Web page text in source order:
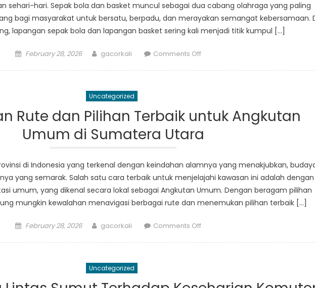
sehari-hari. Sepak bola dan basket muncul sebagai dua cabang olahraga yang paling
bagi masyarakat untuk bersatu, berpadu, dan merayakan semangat kebersamaan.
lapangan sepak bola dan lapangan basket sering kali menjadi titik kumpul […]
Posted
February 28, 2026 Author
gacorkali Comments Offon
Olahraga
Trending
di
Uncategorized
Rute dan Pilihan Terbaik untuk Angkutan
Umum di Sumatera Utara
di Indonesia yang terkenal dengan keindahan alamnya yang menakjubkan,
yang semarak. Salah satu cara terbaik untuk menjelajahi kawasan ini adalah dengan
umum, yang dikenal secara lokal sebagai Angkutan Umum. Dengan beragam pilihan
mungkin kewalahan menavigasi berbagai rute dan menemukan pilihan terbaik […]
Posted
February 28, 2026 Author
gacorkali Comments Offon
Terbaik
Uncategorized